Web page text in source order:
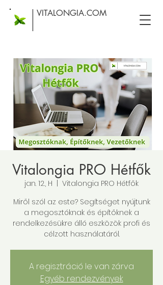
VITALONGIA.COM
Vitalongia PRO Hétfők
jan. 12., H
Vitalongia PRO Hétfők
Miről szól az este? Segítséget nyújtunk
a megosztóknak és építőknek a
rendelkezésükre álló eszközök profi és
célzott használatáról.
A regisztráció le van zárva
Egyéb rendezvények